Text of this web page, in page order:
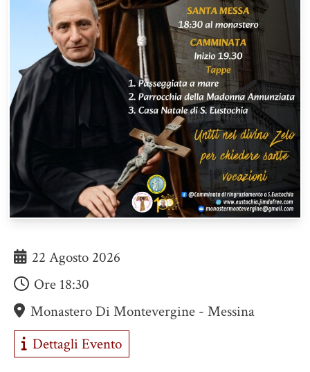
22 Agosto 2026
Ore 18:30
Monastero Di Montevergine - Messina
Dettagli Evento